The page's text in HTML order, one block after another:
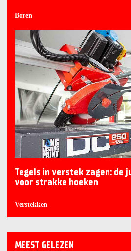
Boren
Tegels in verstek zagen: de
voor strakke hoeken
Verstekken
MEEST GELEZEN